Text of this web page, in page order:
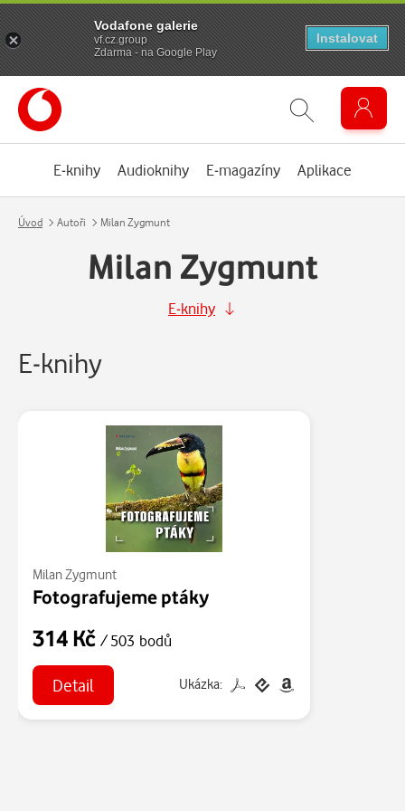
E-knihy Audioknihy E-magazíny Aplikace
Úvod Autoři Milan Zygmunt
Milan Zygmunt
E-knihy
E-knihy
Milan Zygmunt
Fotografujeme ptáky
314 Kč / 503 bodů
Detail Ukázka:
Vodafone galerie
vf.cz.group
Zdarma - na Google Play
Instalovat